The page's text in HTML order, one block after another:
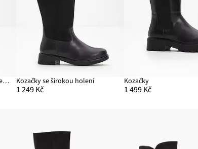
Kozačky se širokou holení a přezkou Kozačky se širokou holení
1 249 Kč
Kozačky
1 499 Kč